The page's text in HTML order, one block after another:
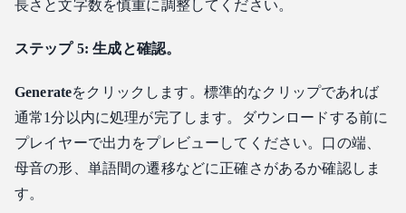
長さと文字数を慎重に調整してください。
ステップ 5: 生成と確認。
Generateをクリックします。標準的なクリップであれば
通常1分以内に処理が完了します。ダウンロードする前に
プレイヤーで出力をプレビューしてください。口の端、
母音の形、単語間の遷移などに正確さがあるか確認しま
す。